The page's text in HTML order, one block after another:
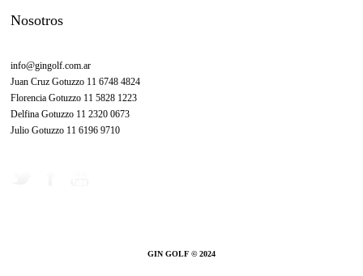
Nosotros
info@gingolf.com.ar
Juan Cruz Gotuzzo 11 6748 4824
Florencia Gotuzzo 11 5828 1223
Delfina Gotuzzo 11 2320 0673
Julio Gotuzzo 11 6196 9710
GIN GOLF © 2024